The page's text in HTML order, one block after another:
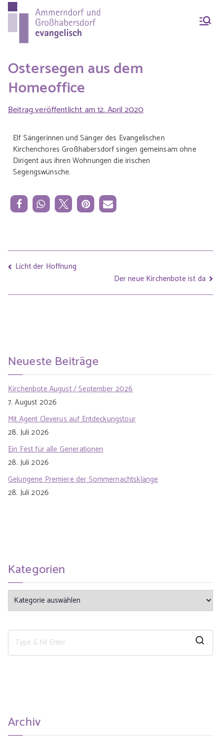
Ammern
dorf &
Großhab
ersdorf
evangeli
sch
Großhabersdorf
Ostersegen aus dem
Homeoffice
Beitrag veröffentlicht am12. April 2020
Elf Sängerinnen und Sänger des Evangelischen
Kirchenchores Großhabersdorf singen gemeinsam ohne
Dirigent aus ihren Wohnungen die irischen
Segengswünsche.
Licht der Hoffnung
Der neue Kirchenbote ist da
Neueste Beiträge
Kirchenbote August / September 2026
7. August 2026
Mit Agent Cleverus auf Entdeckungstour
28. Juli 2026
Ein Fest für alle Generationen
28. Juli 2026
Gelungene Premiere der Sommernachtsklänge
28. Juli 2026
Kategorien
Archiv